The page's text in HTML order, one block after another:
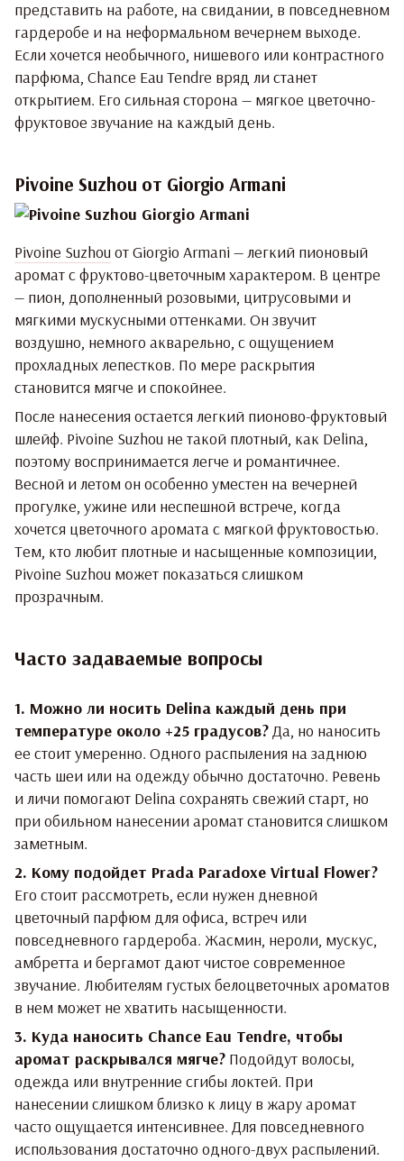
представить на работе, на свидании, в повседневном
гардеробе и на неформальном вечернем выходе.
Если хочется необычного, нишевого или контрастного
парфюма, Chance Eau Tendre вряд ли станет
открытием. Его сильная сторона — мягкое цветочно-
фруктовое звучание на каждый день.
Pivoine Suzhou от Giorgio Armani
Pivoine Suzhou от Giorgio Armani — легкий пионовый
аромат с фруктово-цветочным характером. В центре
— пион, дополненный розовыми, цитрусовыми и
мягкими мускусными оттенками. Он звучит
воздушно, немного акварельно, с ощущением
прохладных лепестков. По мере раскрытия
становится мягче и спокойнее.
После нанесения остается легкий пионово-фруктовый
шлейф. Pivoine Suzhou не такой плотный, как Delina,
поэтому воспринимается легче и романтичнее.
Весной и летом он особенно уместен на вечерней
прогулке, ужине или неспешной встрече, когда
хочется цветочного аромата с мягкой фруктовостью.
Тем, кто любит плотные и насыщенные композиции,
Pivoine Suzhou может показаться слишком
прозрачным.
Часто задаваемые вопросы
1. Можно ли носить Delina каждый день при
температуре около +25 градусов?Да, но наносить
ее стоит умеренно. Одного распыления на заднюю
часть шеи или на одежду обычно достаточно. Ревень
и личи помогают Delina сохранять свежий старт, но
при обильном нанесении аромат становится слишком
заметным.
2. Кому подойдет Prada Paradoxe Virtual Flower?
Его стоит рассмотреть, если нужен дневной
цветочный парфюм для офиса, встреч или
повседневного гардероба. Жасмин, нероли, мускус,
амбретта и бергамот дают чистое современное
звучание. Любителям густых белоцветочных ароматов
в нем может не хватить насыщенности.
3. Куда наносить Chance Eau Tendre, чтобы
аромат раскрывался мягче? Подойдут волосы,
одежда или внутренние сгибы локтей. При
нанесении слишком близко к лицу в жару аромат
часто ощущается интенсивнее. Для повседневного
использования достаточно одного-двух распылений.